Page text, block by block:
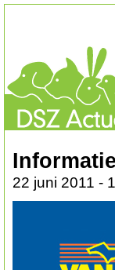
22 juni 2011 -